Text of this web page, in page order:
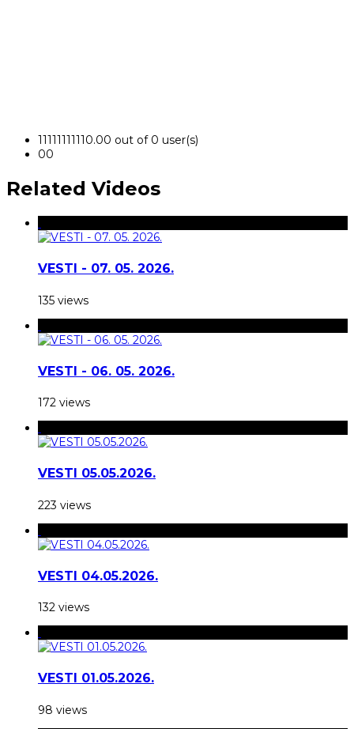
11111111110.00 out of 0 user(s)
00
Related Videos
VESTI - 07. 05. 2026.
135 views
VESTI - 06. 05. 2026.
172 views
VESTI 05.05.2026.
223 views
VESTI 04.05.2026.
132 views
VESTI 01.05.2026.
98 views